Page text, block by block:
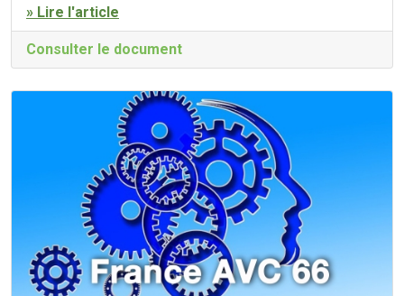
» Lire l'article
Consulter le document